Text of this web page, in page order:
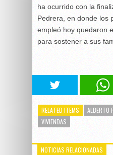
ha ocurrido con la
Pedrera, en donde los
empleó hoy quedaron
para sostener a sus
RELATED ITEMS ALBERTO
VIVIENDAS
NOTICIAS RELACIONADAS